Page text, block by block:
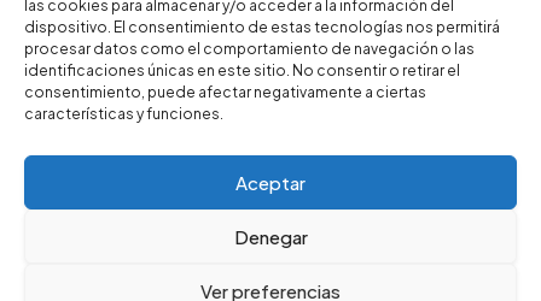
las cookies para almacenar y/o acceder a la información del
dispositivo. El consentimiento de estas tecnologías nos permitirá
procesar datos como el comportamiento de navegación o las
identificaciones únicas en este sitio. No consentir o retirar el
consentimiento, puede afectar negativamente a ciertas
características y funciones.
Aceptar
Denegar
Ver preferencias
ENVIAR